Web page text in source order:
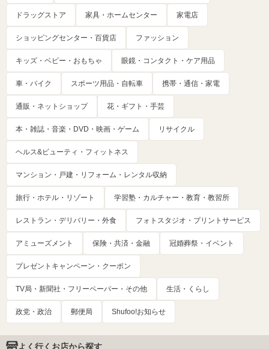
ドラッグストア 家具・ホームセンター 家電店
ショッピングセンター・百貨店 ファッション
キッズ・ベビー・おもちゃ 眼鏡・コンタクト・ケア用品
車・バイク スポーツ用品・自転車 携帯・通信・家電
通販・ネットショップ 花・ギフト・手芸
本・雑誌・音楽・DVD・映画・ゲーム リサイクル
ヘルス&ビューティ・フィットネス
マンション・戸建・リフォーム・レンタル収納
旅行・ホテル・リゾート 学習塾・カルチャー・教育・教習所
レストラン・デリバリー・外食 フォトスタジオ・プリントサービス
アミューズメント 保険・共済・金融 冠婚葬祭・イベント
プレゼントキャンペーン・クーポン
TV局・新聞社・フリーペーパー・その他 生活・くらし
政党・政治 郵便局 Shufoo!お知らせ
よく行くお店から探す